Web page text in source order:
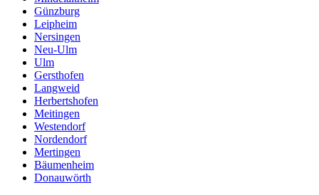
Günzburg
Leipheim
Nersingen
Neu-Ulm
Ulm
Gersthofen
Langweid
Herbertshofen
Meitingen
Westendorf
Nordendorf
Mertingen
Bäumenheim
Donauwörth